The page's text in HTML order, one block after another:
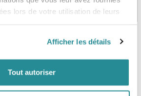
lors de votre utilisation de leurs
Afficher les détails
Tout autoriser
ALMA
Plus de 5000 produits en stock